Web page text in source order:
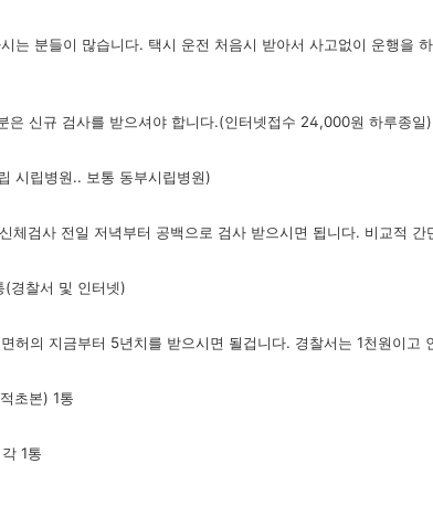
는 분들이 많습니다. 택시 운전 처음시 받아서 사고없이 운행을
은 신규 검사를 받으셔야 합니다.(인터넷접수 24,000원 하루종일)
시립병원.. 보통 동부시립병원)
체검사 전일 저녁부터 공백으로 검사 받으시면 됩니다. 비교적 간
(경찰서 및 인터넷)
허의 지금부터 5년치를 받으시면 될겁니다. 경찰서는 1천원이고
초본) 1통
1통